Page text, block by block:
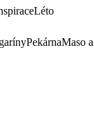
Léto
PekárnaMaso